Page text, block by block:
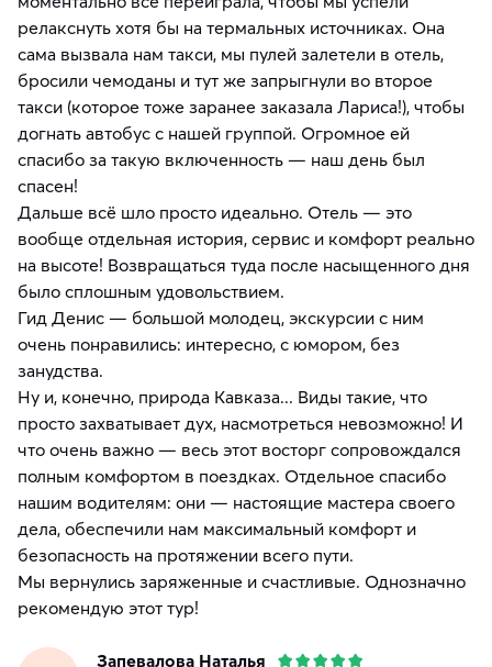
релакснуть хотя бы на термальных источниках. Она
сама вызвала нам такси, мы пулей залетели в отель,
бросили чемоданы и тут же запрыгнули во второе
такси (которое тоже заранее заказала Лариса!), чтобы
догнать автобус с нашей группой. Огромное ей
спасибо за такую включенность — наш день был
спасен!
​Дальше всё шло просто идеально. Отель — это
вообще отдельная история, сервис и комфорт реально
на высоте! Возвращаться туда после насыщенного дня
было сплошным удовольствием.
​Гид Денис — большой молодец, экскурсии с ним
очень понравились: интересно, с юмором, без
занудства.
​Ну и, конечно, природа Кавказа... Виды такие, что
просто захватывает дух, насмотреться невозможно! И
что очень важно — весь этот восторг сопровождался
полным комфортом в поездках. Отдельное спасибо
нашим водителям: они — настоящие мастера своего
дела, обеспечили нам максимальный комфорт и
безопасность на протяжении всего пути.
​Мы вернулись заряженные и счастливые. Однозначно
рекомендую этот тур!
Запевалова Наталья